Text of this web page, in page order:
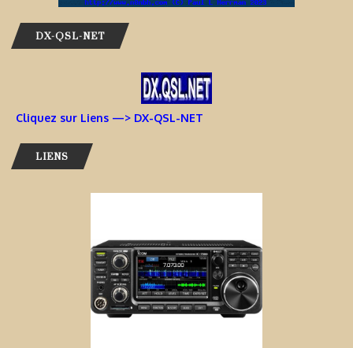
DX-QSL-NET
Cliquez sur Liens —> DX-QSL-NET
LIENS